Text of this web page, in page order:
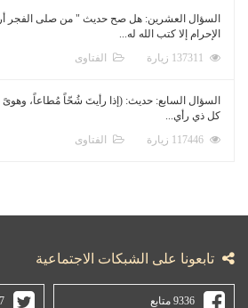
السؤال العشرين: هل صح حديث " من صلى الفجر
الإحرام إلا كتب الله له...
الفتاوى
السؤال السابع: حديث: (إذا رأيتَ شُحّاً مُطاعاً، وهوىً
كل ذي رأي...
الفتاوى
تابعونا على الشبكات الاجتماعية
9336 متابع